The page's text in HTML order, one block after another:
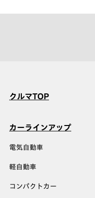
クルマTOP
カーラインアップ
電気自動車
軽自動車
コンパクトカー